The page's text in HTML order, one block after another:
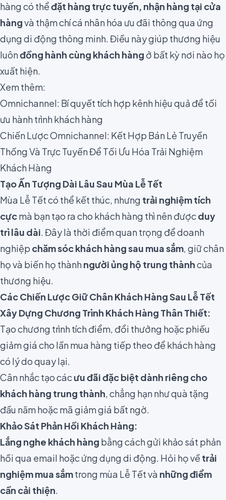
hàng có thểđặt hàng trực tuyến, nhận hàng tại cửa
hàngvà thậm chí cá nhân hóa ưu đãi thông qua ứng
dụng di động thông minh. Điều này giúp thương hiệu
luônđồng hành cùng khách hàng ở bất kỳ nơi nào họ
xuất hiện.
Xem thêm:
Omnichannel: Bí quyết tích hợp kênh hiệu quả để tối
ưu hành trình khách hàng
Chiến Lược Omnichannel: Kết Hợp Bán Lẻ Truyền
Thống Và Trực Tuyến Để Tối Ưu Hóa Trải Nghiệm
Khách Hàng
Tạo Ấn Tượng Dài Lâu Sau Mùa Lễ Tết
Mùa Lễ Tết có thể kết thúc, nhưng trải nghiệm tích
cựcmà bạn tạo ra cho khách hàng thì nên đượcduy
trì lâu dài. Đây là thời điểm quan trọng để doanh
nghiệp chăm sóc khách hàng sau mua sắm, giữ chân
họ và biến họ thànhngười ủng hộ trung thànhcủa
thương hiệu.
Các Chiến Lược Giữ Chân Khách Hàng Sau Lễ Tết
Xây Dựng Chương Trình Khách Hàng Thân Thiết:
Tạo chương trình tích điểm, đổi thưởng hoặc phiếu
giảm giá cho lần mua hàng tiếp theo để khách hàng
có lý do quay lại.
Cân nhắc tạo cácưu đãi đặc biệt dành riêng cho
khách hàng trung thành, chẳng hạn như quà tặng
đầu năm hoặc mã giảm giá bất ngờ.
Khảo Sát Phản Hồi Khách Hàng:
Lắng nghe khách hàng bằng cách gửi khảo sát phản
hồi qua email hoặc ứng dụng di động. Hỏi họ về trải
nghiệm mua sắmtrong mùa Lễ Tết và những điểm
cần cải thiện.